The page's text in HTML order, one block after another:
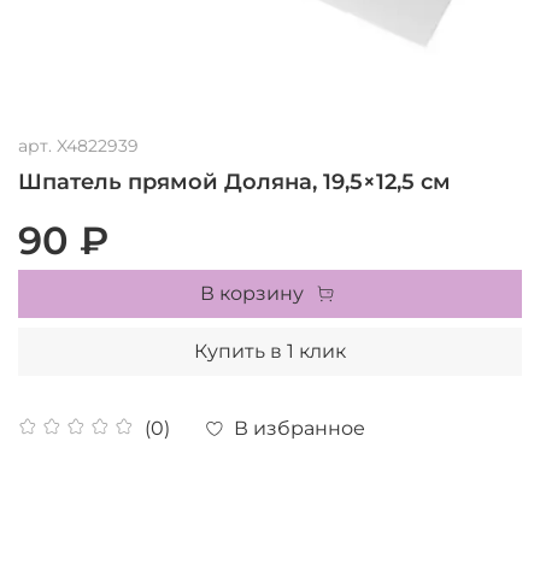
арт. X4822939
Шпатель прямой Доляна, 19,5×12,5 см
(0) В избранное
90 ₽
В корзину
Купить в 1 клик